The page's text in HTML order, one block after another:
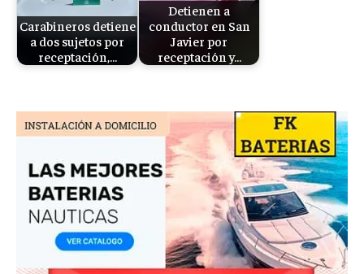
Carabineros detiene
a dos sujetos por
receptación,…
Detienen a
conductor en San
Javier por
receptación y…